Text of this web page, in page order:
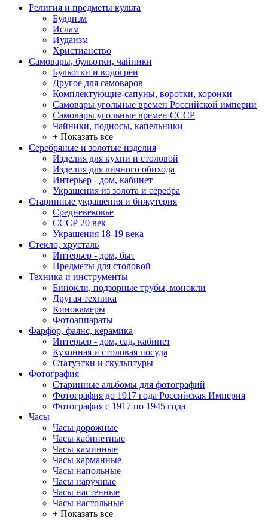
Религия и предметы культа
Буддизм
Ислам
Иудаизм
Христианство
Самовары, бульотки, чайники
Бульотки и водогреи
Другое для самоваров
Комплектующие-сапуны, воротки, коронки
Самовары угольные времен Российской империи
Самовары угольные времен СССР
Чайники, подносы, капельники
+ Показать все
Серебряные и золотые изделия
Изделия для кухни и столовой
Изделия для личного обихода
Интерьер - дом, кабинет
Украшения из золота и серебра
Старинные украшения и бижутерия
Средневековье
СССР 20 век
Украшения 18-19 века
Стекло, хрусталь
Интерьер - дом, быт
Предметы для столовой
Техника и инструменты
Бинокли, подзорные трубы, монокли
Другая техника
Кинокамеры
Фотоаппараты
Фарфор, фаянс, керамика
Интерьер - дом, сад, кабинет
Кухонная и столовая посуда
Статуэтки и скульптуры
Фотография
Старинные альбомы для фотографий
Фотография до 1917 года Российская Империя
Фотография с 1917 по 1945 года
Часы
Часы дорожные
Часы кабинетные
Часы каминные
Часы карманные
Часы напольные
Часы наручные
Часы настенные
Часы настольные
+ Показать все